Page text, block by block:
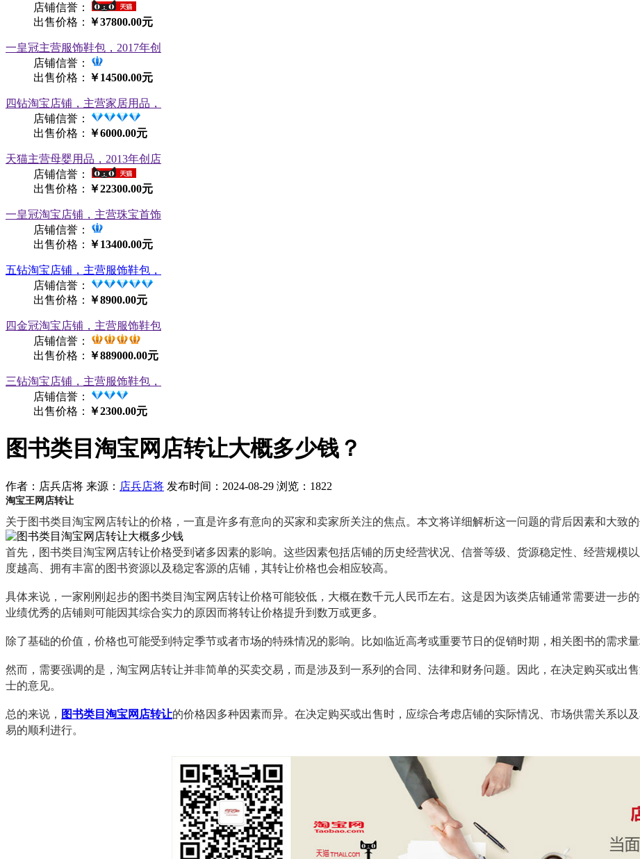
店铺信誉：
出售价格： ￥37800.00元
一皇冠主营服饰鞋包，2017年创
店铺信誉：
出售价格： ￥14500.00元
四钻淘宝店铺，主营家居用品，
店铺信誉：
出售价格： ￥6000.00元
天猫主营母婴用品，2013年创店
店铺信誉：
出售价格： ￥22300.00元
一皇冠淘宝店铺，主营珠宝首饰
店铺信誉：
出售价格： ￥13400.00元
五钻淘宝店铺，主营服饰鞋包，
店铺信誉：
出售价格： ￥8900.00元
四金冠淘宝店铺，主营服饰鞋包
店铺信誉：
出售价格： ￥889000.00元
三钻淘宝店铺，主营服饰鞋包，
店铺信誉：
出售价格： ￥2300.00元
图书类目淘宝网店转让大概多少钱？
作者：店兵店将 来源： 店兵店将 发布时间：2024-08-29 浏览： 1822
淘宝王网店转让
关于图书类目淘宝网店转让的价格，一直是许多有意向的买家和卖家所关注的焦点。本文将详细解析这一问题的背后因素和大致的
首先，图书类目淘宝网店转让价格受到诸多因素的影响。这些因素包括店铺的历史经营状况、信誉等级、货源稳定性、经营规模
度越高、拥有丰富的图书资源以及稳定客源的店铺，其转让价格也会相应较高。
具体来说，一家刚刚起步的图书类目淘宝网店转让价格可能较低，大概在数千元人民币左右。这是因为该类店铺通常需要进一步
业绩优秀的店铺则可能因其综合实力的原因而将转让价格提升到数万或更多。
除了基础的价值，价格也可能受到特定季节或者市场的特殊情况的影响。比如临近高考或重要节日的促销时期，相关图书的需求
然而，需要强调的是，淘宝网店转让并非简单的买卖交易，而是涉及到一系列的合同、法律和财务问题。因此，在决定购买或出
士的意见。
总的来说， 图书类目淘宝网店转让的价格因多种因素而异。在决定购买或出售时，应综合考虑店铺的实际情况、市场供需关系以
易的顺利进行。